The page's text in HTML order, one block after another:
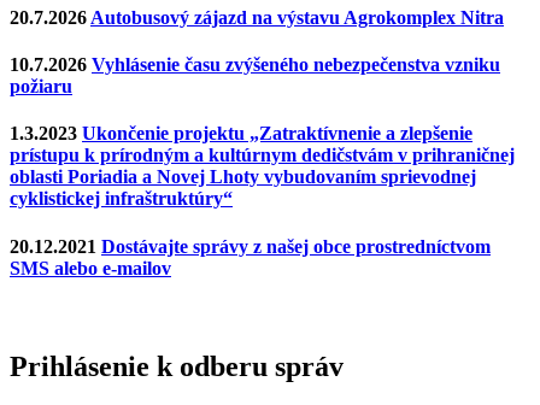
20.7.2026 Autobusový zájazd na výstavu Agrokomplex Nitra
10.7.2026 Vyhlásenie času zvýšeného nebezpečenstva vzniku
požiaru
1.3.2023 Ukončenie projektu „Zatraktívnenie a zlepšenie
prístupu k prírodným a kultúrnym dedičstvám v prihraničnej
oblasti Poriadia a Novej Lhoty vybudovaním sprievodnej
cyklistickej infraštruktúry“
20.12.2021 Dostávajte správy z našej obce prostredníctvom
SMS alebo e-mailov
Prihlásenie k odberu správ